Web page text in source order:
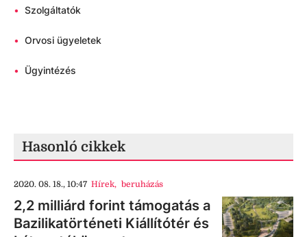
• Szolgáltatók
• Orvosi ügyeletek
• Ügyintézés
Hasonló cikkek
2020. 08. 18., 10:47 Hírek, beruházás
2,2 milliárd forint támogatás a
Bazilikatörténeti Kiállítótér és